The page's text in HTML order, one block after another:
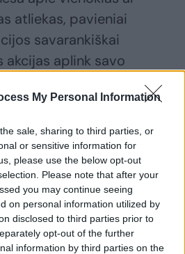
My Personal Information
sale, sharing to third parties, or
or sensitive information for
please use the below opt-out
Please note that after your
you may continue seeing
on personal information utilized by
disclosed to third parties prior to
opt-out of the further
information by third parties on the
atliekas, pavieniai
savarankiškai
akcijas aplink savo
Telšiuose aktyvūs
viešosiose erdvėse, taip
6 tonų įvairių atliekų, tarp
ir transportui